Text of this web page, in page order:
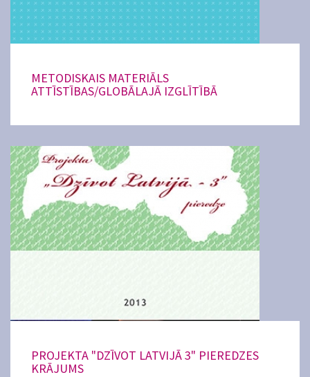
METODISKAIS MATERIĀLS
ATTĪSTĪBAS/GLOBĀLAJĀ IZGLĪTĪBĀ
PROJEKTA "DZĪVOT LATVIJĀ 3" PIEREDZES
KRĀJUMS